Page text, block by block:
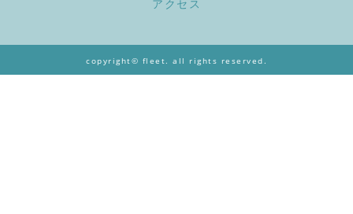
アクセス
copyright© fleet. all rights reserved.